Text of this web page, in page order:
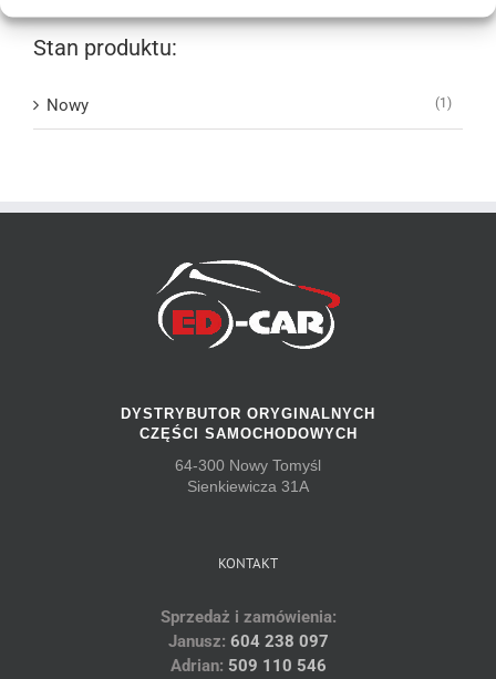
Stan produktu:
Nowy (1)
DYSTRYBUTOR ORYGINALNYCH
CZĘŚCI SAMOCHODOWYCH
64-300 Nowy Tomyśl
Sienkiewicza 31A
KONTAKT
Sprzedaż i zamówienia:
Janusz: 604 238 097
Adrian: 509 110 546